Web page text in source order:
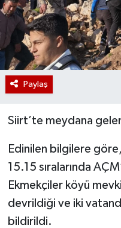
Paylaş
Siirt’te meydana
Edinilen bilgilere
15.15 sıralarında
Ekmekçiler köyü
devrildiği ve iki
bildirildi.